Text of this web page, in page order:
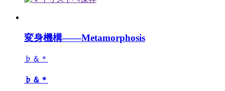
変身機構――Metamorphosis
♭＆＊
♭＆＊